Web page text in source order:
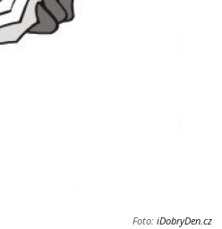
Foto: iDobryDen.cz